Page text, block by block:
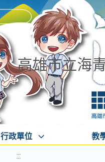
高雄市立海
行政單位 教
:::